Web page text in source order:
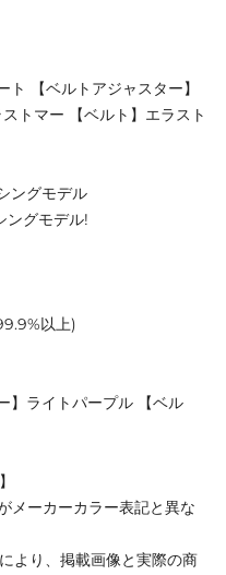
【ベルトアジャスター】
トマー 【ベルト】エラスト
ングモデル
ングモデル!
以上)
】ライトパープル 【ベル
メーカーカラー表記と異な
より、掲載画像と実際の商